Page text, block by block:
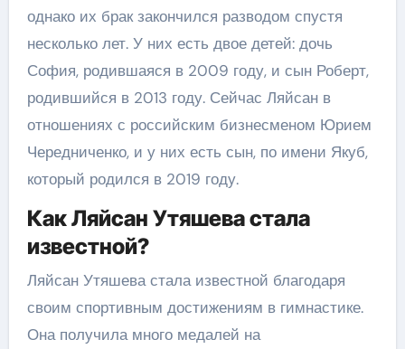
однако их брак закончился разводом спустя
несколько лет. У них есть двое детей: дочь
София, родившаяся в 2009 году, и сын Роберт,
родившийся в 2013 году. Сейчас Ляйсан в
отношениях с российским бизнесменом Юрием
Чередниченко, и у них есть сын, по имени Якуб,
который родился в 2019 году.
Как Ляйсан Утяшева стала
известной?
Ляйсан Утяшева стала известной благодаря
своим спортивным достижениям в гимнастике.
Она получила много медалей на